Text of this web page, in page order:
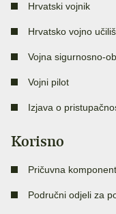
Hrvatski vojnik
Hrvatsko vojno
Vojna sigurnosno-
Vojni pilot
Izjava o
Korisno
Pričuvna
Područni odjeli za